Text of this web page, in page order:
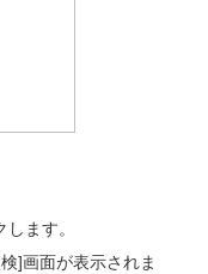
ます。
]画面が表示されま